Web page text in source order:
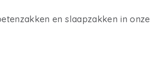
en slaapzakken in onze